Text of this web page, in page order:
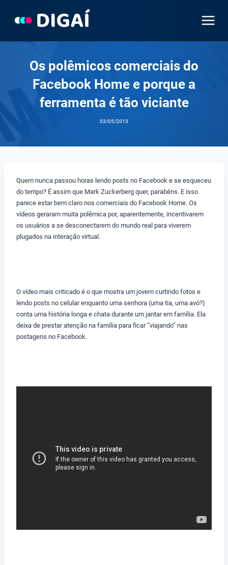
Os polêmicos comerciais do
Facebook Home e porque a
ferramenta é tão viciante
03/05/2013
Quem nunca passou horas lendo posts no Facebook e se esqueceu
do tempo? É assim que Mark Zuckerberg quer, parabéns. E isso
parece estar bem claro nos comerciais do Facebook Home. Os
vídeos geraram muita polêmica por, aparentemente, incentivarem
os usuários a se desconectarem do mundo real para viverem
plugados na interação virtual.
O vídeo mais criticado é o que mostra um jovem curtindo fotos e
lendo posts no celular enquanto uma senhora (uma tia, uma avó?)
conta uma história longa e chata durante um jantar em família. Ela
deixa de prestar atenção na família para ficar “viajando” nas
postagens no Facebook.